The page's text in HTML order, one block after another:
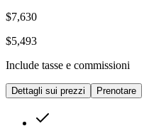
$7,630
$5,493
Include tasse e commissioni
Dettagli sui prezzi Prenotare